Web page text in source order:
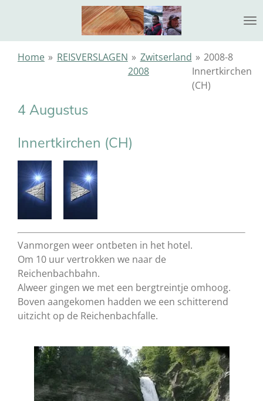
naar
Home » REISVERSLAGEN » Zwitserland
2008
» 2008-8
Innertkirchen
(CH)
4 Augustus
Innertkirchen (CH)
Vanmorgen weer ontbeten in het hotel.
Om 10 uur vertrokken we naar de
Reichenbachbahn.
Alweer gingen we met een bergtreintje omhoog.
Boven aangekomen hadden we een schitterend
uitzicht op de Reichenbachfalle.